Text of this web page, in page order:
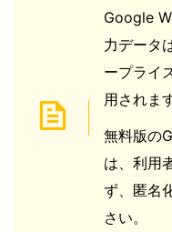
Google
力データ
ープライ
用されま
無料版の
は、利用
ず、匿名
さい。